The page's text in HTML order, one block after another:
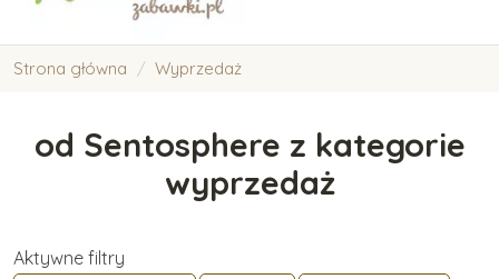
Strona główna Wyprzedaż
od Sentosphere z kategorie
wyprzedaż
Aktywne filtry